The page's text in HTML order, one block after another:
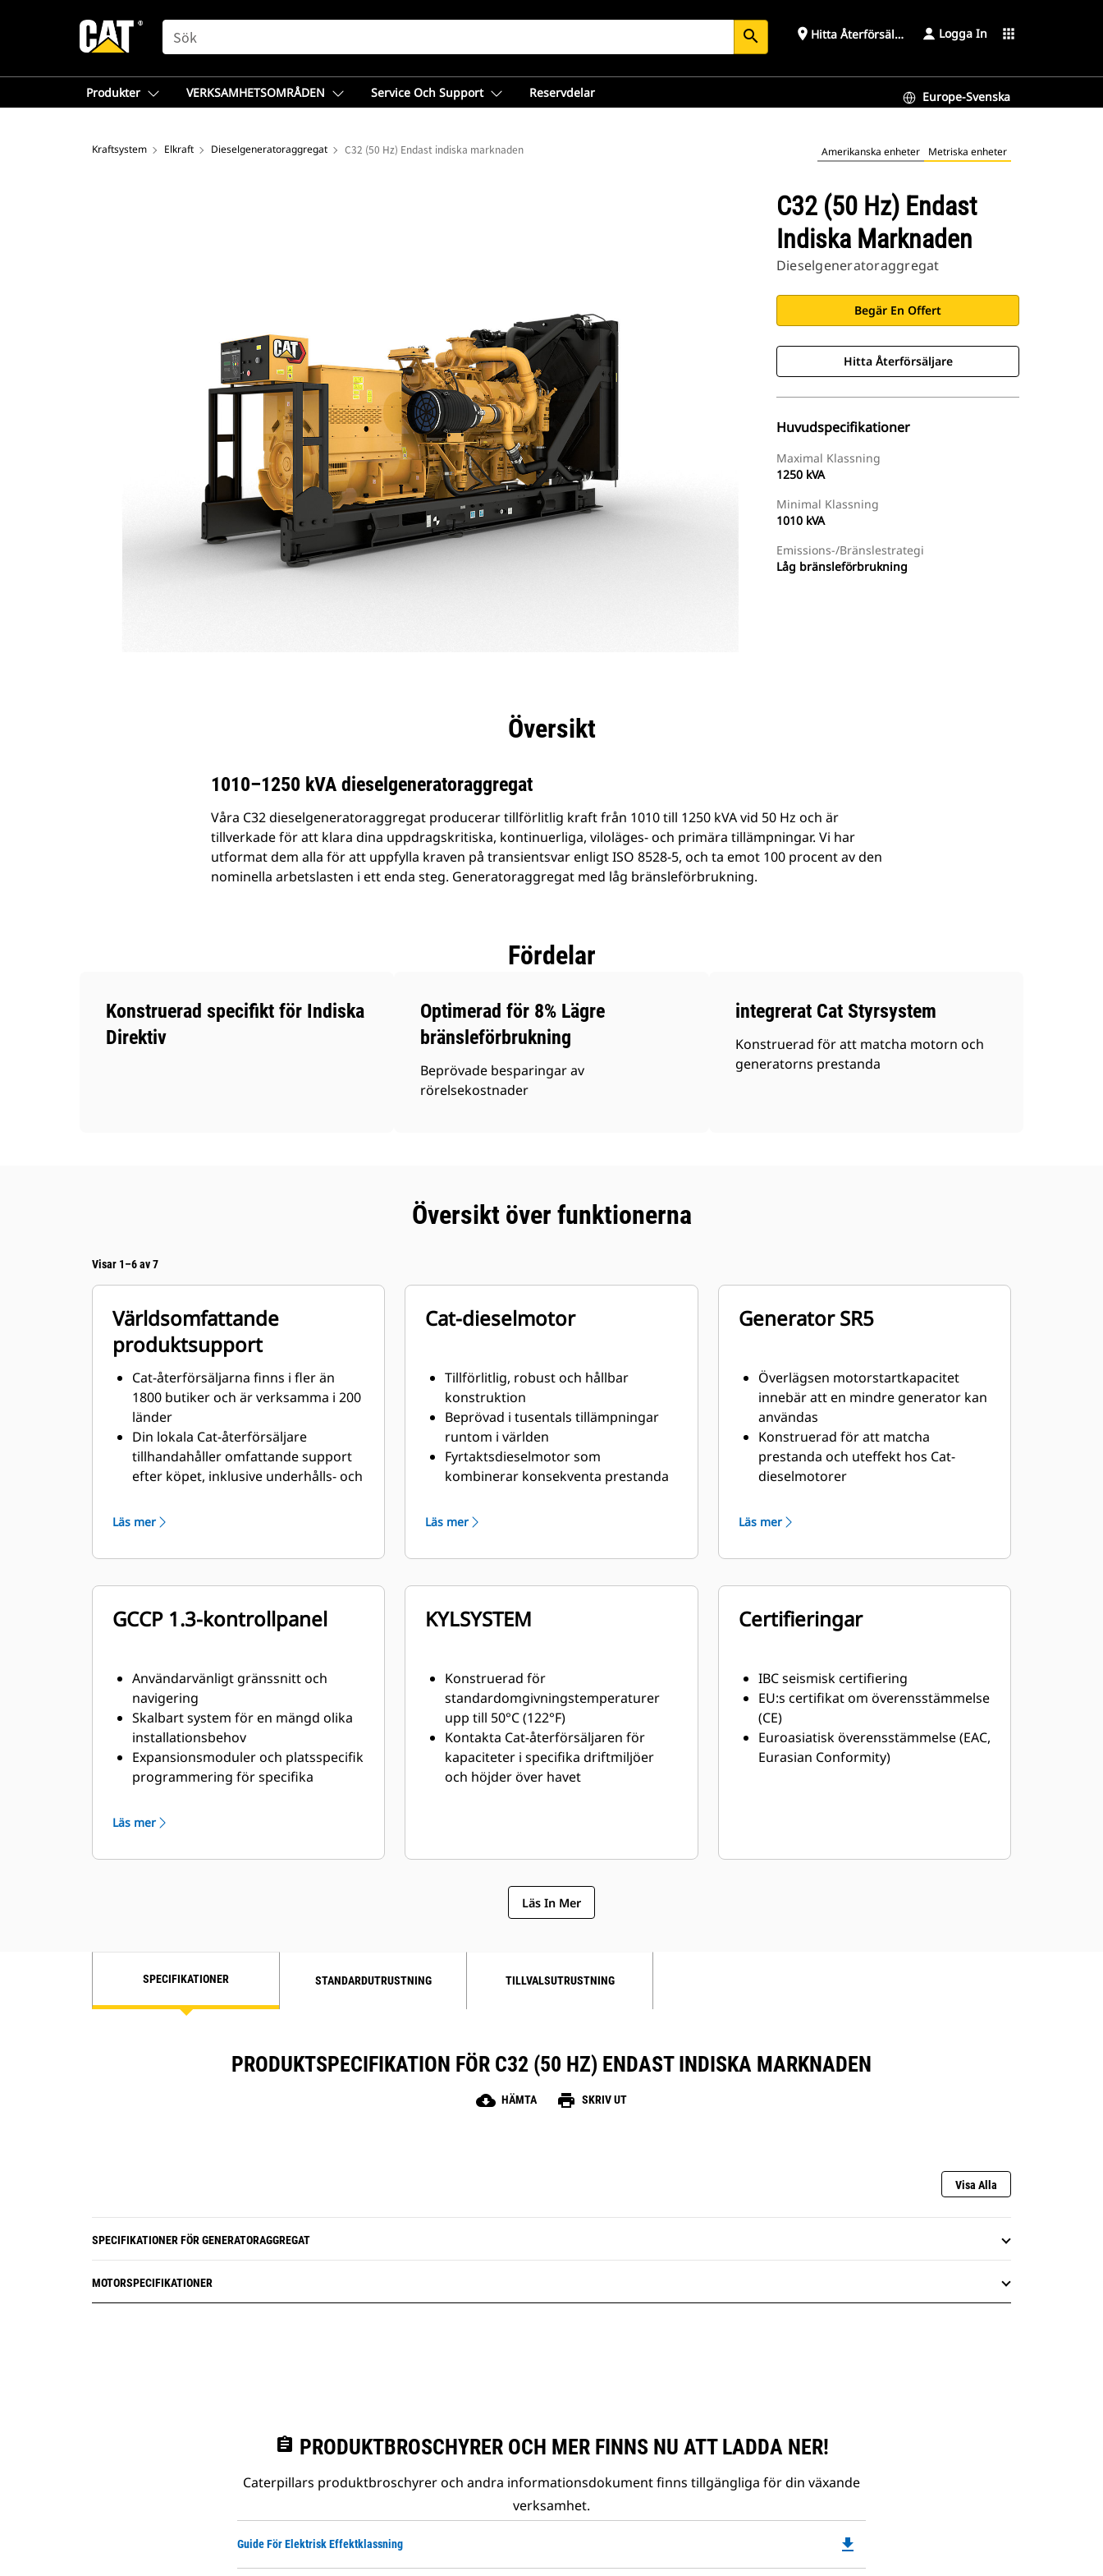
SEARCH search place Hitta Återförsäljare Logga In apps
Produkter VERKSAMHETSOMRÅDEN Service Och Support Reservdelar Europe-Svenska
Kraftsystem Elkraft Dieselgeneratoraggregat C32 (50 Hz) Endast indiska marknaden Amerikanska enheter Metriska enheter
C32 (50 Hz) Endast
Indiska Marknaden
Dieselgeneratoraggregat
Begär En Offert
Hitta Återförsäljare
Huvudspecifikationer
Maximal Klassning
1250 kVA
Minimal Klassning
1010 kVA
Emissions-/bränslestrategi
Låg bränsleförbrukning
SpecifikationerÖversikt
1010–1250 kVA dieselgeneratoraggregat
Våra C32 dieselgeneratoraggregat producerar tillförlitlig kraft från 1010 till 1250 kVA vid 50 Hz och är
tillverkade för att klara dina uppdragskritiska, kontinuerliga, viloläges- och primära tillämpningar. Vi har
utformat dem alla för att uppfylla kraven på transientsvar enligt ISO 8528-5, och ta emot 100 procent av den
nominella arbetslasten i ett enda steg. Generatoraggregat med låg bränsleförbrukning.
Fördelar
Konstruerad specifikt för Indiska
Direktiv
Optimerad för 8% Lägre
bränsleförbrukning
Beprövade besparingar av
rörelsekostnader
integrerat Cat Styrsystem
Konstruerad för att matcha motorn och
generatorns prestanda
Översikt över funktionerna
Visar 1–6 av 7
Världsomfattande
produktsupport
Cat-återförsäljarna finns i fler än
1800 butiker och är verksamma i 200
länder
Din lokala Cat-återförsäljare
tillhandahåller omfattande support
efter köpet, inklusive underhålls- och
Läs mer
Cat-dieselmotor
Tillförlitlig, robust och hållbar
konstruktion
Beprövad i tusentals tillämpningar
runtom i världen
Fyrtaktsdieselmotor som
kombinerar konsekventa prestanda
minimal vikt
Läs mer
Generator SR5
Överlägsen motorstartkapacitet
innebär att en mindre generator kan
användas
Konstruerad för att matcha
prestanda och uteffekt hos Cat-
dieselmotorer
Läs mer
GCCP 1.3-kontrollpanel
Användarvänligt gränssnitt och
navigering
Skalbart system för en mängd olika
installationsbehov
Expansionsmoduler och platsspecifik
programmering för specifika
Läs mer
KYLSYSTEM
Konstruerad för
standardomgivningstemperaturer
upp till 50°C (122°F)
Kontakta Cat-återförsäljaren för
kapaciteter i specifika driftmiljöer
och höjder över havet
Certifieringar
IBC seismisk certifiering
EU:s certifikat om överensstämmelse
(CE)
Euroasiatisk överensstämmelse (EAC,
Eurasian Conformity)
Läs In Mer
SPECIFIKATIONER STANDARDUTRUSTNING TILLVALSUTRUSTNING
PRODUKTSPECIFIKATION FÖR C32 (50 HZ) ENDAST INDISKA MARKNADEN
cloud_download HÄMTA print SKRIV UT
Visa Alla
SPECIFIKATIONER FÖR GENERATORAGGREGAT
MOTORSPECIFIKATIONER
assignment PRODUKTBROSCHYRER OCH MER FINNS NU ATT LADDA NER!
Caterpillars produktbroschyrer och andra informationsdokument finns tillgängliga för din växande
verksamhet.
Guide För Elektrisk Effektklassning file_download